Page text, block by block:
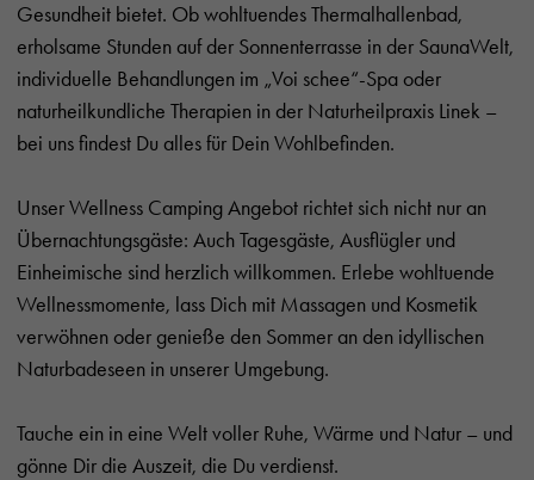
Gesundheit bietet. Ob wohltuendes Thermalhallenbad,
erholsame Stunden auf der Sonnenterrasse in der SaunaWelt,
individuelle Behandlungen im „Voi schee“-Spa oder
naturheilkundliche Therapien in der Naturheilpraxis Linek –
bei uns findest Du alles für Dein Wohlbefinden.
Unser Wellness Camping Angebot richtet sich nicht nur an
Übernachtungsgäste: Auch Tagesgäste, Ausflügler und
Einheimische sind herzlich willkommen. Erlebe wohltuende
Wellnessmomente, lass Dich mit Massagen und Kosmetik
verwöhnen oder genieße den Sommer an den idyllischen
Naturbadeseen in unserer Umgebung.
Tauche ein in eine Welt voller Ruhe, Wärme und Natur – und
gönne Dir die Auszeit, die Du verdienst.